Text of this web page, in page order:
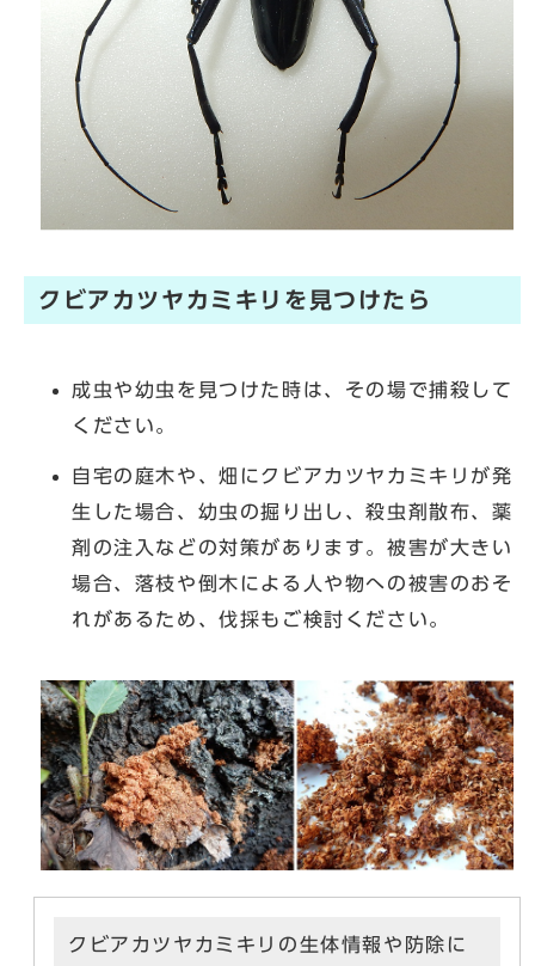
クビアカツヤカミキリを見つけたら
成虫や幼虫を見つけた時は、その場で捕殺して
ください。
自宅の庭木や、畑にクビアカツヤカミキリが発
生した場合、幼虫の掘り出し、殺虫剤散布、薬
剤の注入などの対策があります。被害が大きい
場合、落枝や倒木による人や物への被害のおそ
れがあるため、伐採もご検討ください。
クビアカツヤカミキリの生体情報や防除に